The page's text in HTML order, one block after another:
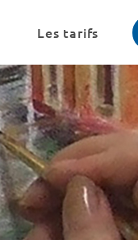
Les tarifs